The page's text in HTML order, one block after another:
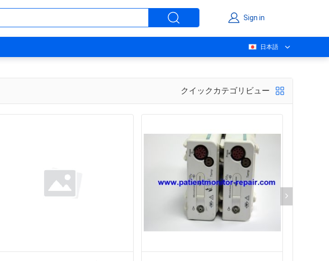
Sign in
日本語
クイックカテゴリビュー